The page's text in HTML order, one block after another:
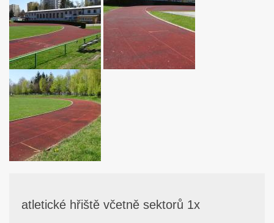
atletické hřiště včetně sektorů 1x